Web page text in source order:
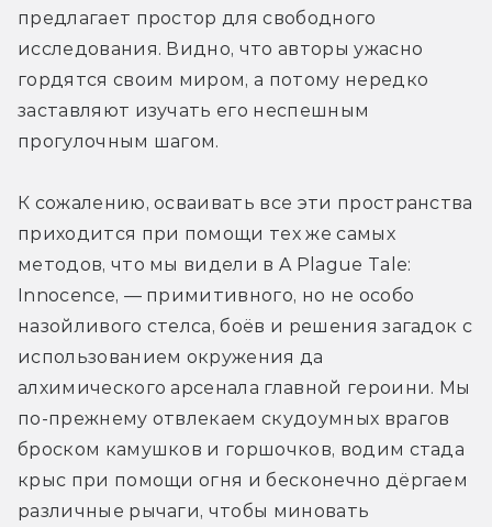
предлагает простор для свободного
исследования. Видно, что авторы ужасно
гордятся своим миром, а потому нередко
заставляют изучать его неспешным
прогулочным шагом.
К сожалению, осваивать все эти пространства
приходится при помощи тех же самых
методов, что мы видели в A Plague Tale:
Innocence, — примитивного, но не особо
назойливого стелса, боёв и решения загадок с
использованием окружения да
алхимического арсенала главной героини. Мы
по-прежнему отвлекаем скудоумных врагов
броском камушков и горшочков, водим стада
крыс при помощи огня и бесконечно дёргаем
различные рычаги, чтобы миновать